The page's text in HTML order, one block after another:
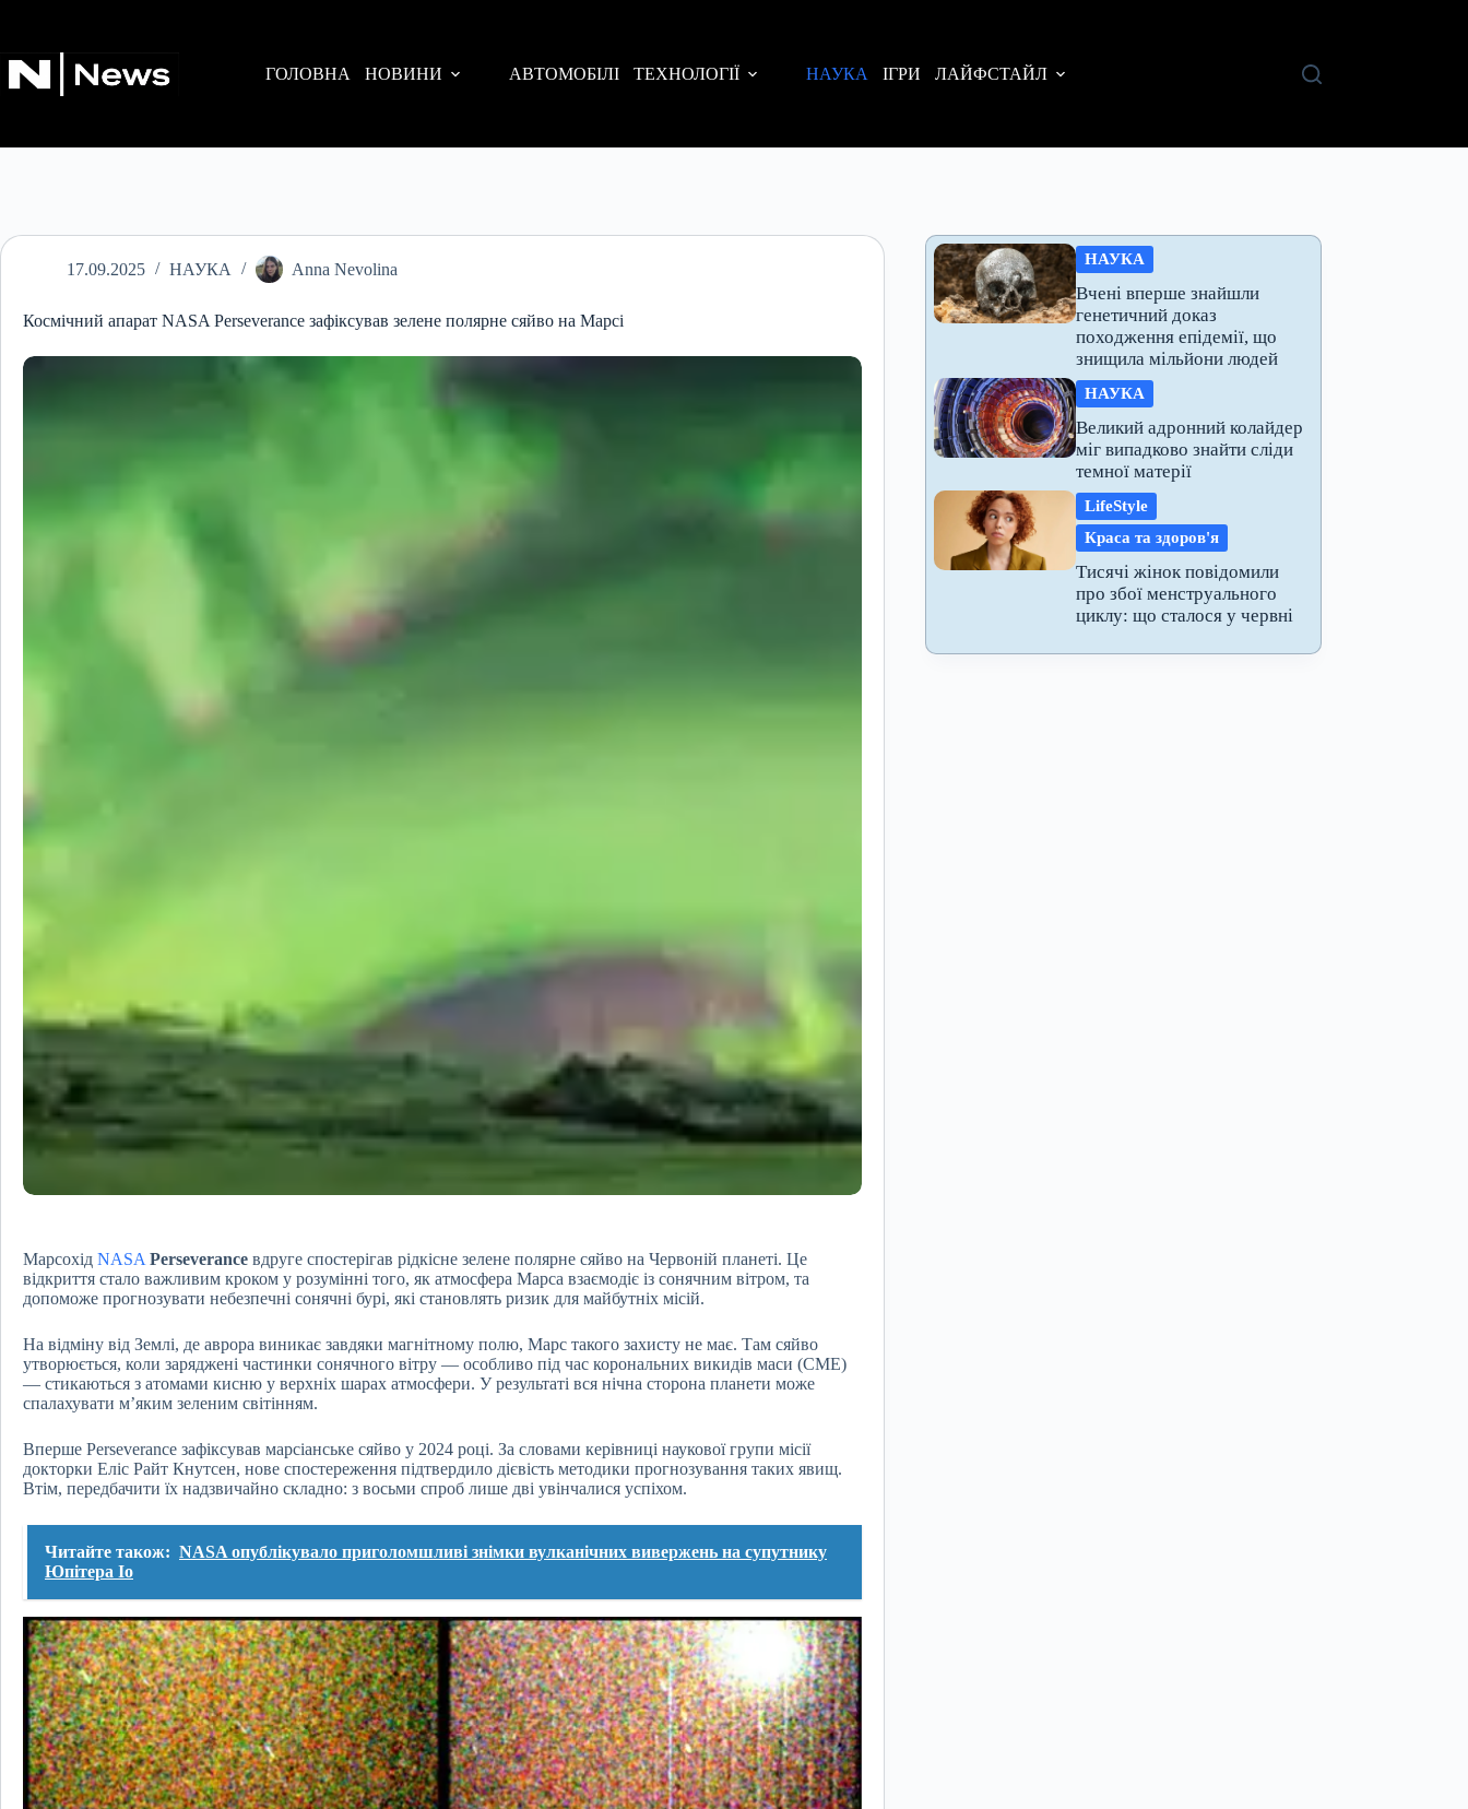
ГОЛОВНА
НОВИНИ АВТОМОБІЛІ ТЕХНОЛОГІЇ НАУКА ІГРИ ЛАЙФСТАЙЛ
17.09.2025 НАУКА Anna Nevolina
Космічний апарат NASA Perseverance зафіксував зелене полярне сяйво на Марсі
Марсохід NASA Perseverance вдруге спостерігав рідкісне зелене полярне сяйво на Червоній планеті. Це
відкриття стало важливим кроком у розумінні того, як атмосфера Марса взаємодіє із сонячним вітром, та
допоможе прогнозувати небезпечні сонячні бурі, які становлять ризик для майбутніх місій.
На відміну від Землі, де аврора виникає завдяки магнітному полю, Марс такого захисту не має. Там сяйво
утворюється, коли заряджені частинки сонячного вітру — особливо під час корональних викидів маси (CME)
— стикаються з атомами кисню у верхніх шарах атмосфери. У результаті вся нічна сторона планети може
спалахувати м’яким зеленим світінням.
Вперше Perseverance зафіксував марсіанське сяйво у 2024 році. За словами керівниці наукової групи місії
докторки Еліс Райт Кнутсен, нове спостереження підтвердило дієвість методики прогнозування таких явищ.
Втім, передбачити їх надзвичайно складно: з восьми спроб лише дві увінчалися успіхом.
Читайте також: NASA опублікувало приголомшливі знімки вулканічних вивержень на супутнику
Юпітера Іо
НАУКА
Вчені вперше знайшли
генетичний доказ
походження епідемії, що
знищила мільйони людей
НАУКА
Великий адронний колайдер
міг випадково знайти сліди
темної матерії
LifeStyle
Краса та здоров'я
Тисячі жінок повідомили
про збої менструального
циклу: що сталося у червні